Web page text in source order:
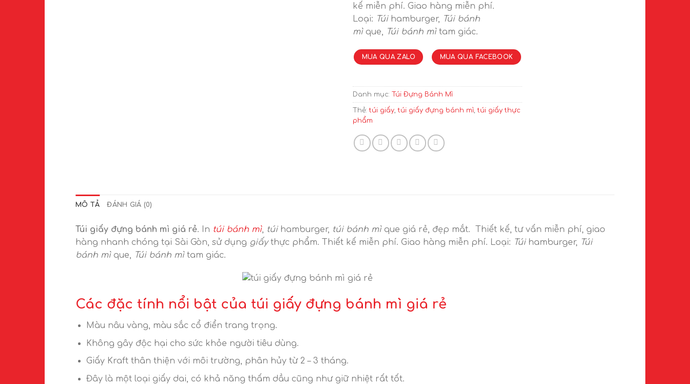
kế miễn phí. Giao hàng miễn phí.
Loại: Túihamburger, Túi bánh
mìque, Túi bánh mìtam giác.
MUA QUA ZALO MUA QUA FACEBOOK
Danh mục: Túi Đựng Bánh Mì
Thẻ:túi giấy ,túi giấy đựng bánh mì ,túi giấy thực
phẩm
MÔ TẢ ĐÁNH GIÁ (0)
Túi giấy đựng bánh mì giá rẻ. In túi bánh mì, túihamburger, túi bánh mìque giá rẻ, đẹp mắt. Thiết kế, tư vấn miễn phí, giao
hàng nhanh chóng tại Sài Gòn, sử dụng giấythực phẩm. Thiết kế miễn phí. Giao hàng miễn phí. Loại: Túihamburger, Túi
bánh mìque, Túi bánh mìtam giác.
Các đặc tính nổi bật của túi giấy đựng bánh mì giá rẻ
Màu nâu vàng, màu sắc cổ điển trang trọng.
Không gây độc hại cho sức khỏe người tiêu dùng.
Giấy Kraft thân thiện với môi trường, phân hủy từ 2 – 3 tháng.
Đây là một loại giấy dai, có khả năng thấm dầu cũng như giữ nhiệt rất tốt.